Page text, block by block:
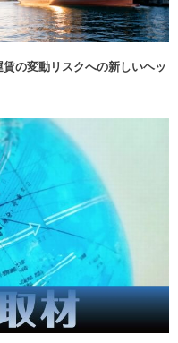
の変動リスクへの新しいヘッ